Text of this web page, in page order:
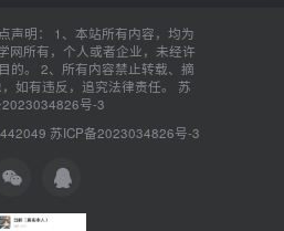
声明： 1、本站所有内容，均为
网所有，个人或者企业，未经许
的。 2、所有内容禁止转载、摘
如有违反，追究法律责任。 苏
2023034826号-3
苏ICP备2023034826号-3